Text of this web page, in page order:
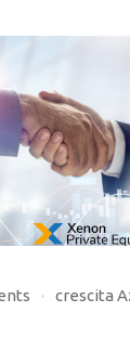
crescita